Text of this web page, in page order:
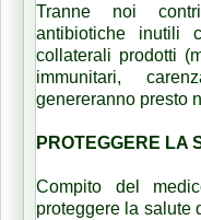
Tranne noi
antibiotiche inutili
collaterali prodotti
immunitari,
genereranno presto
PROTEGGERE LA
Compito del
proteggere la salute